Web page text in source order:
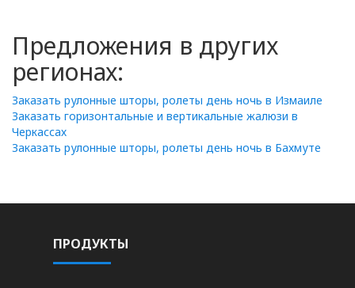
Предложения в других
регионах:
Заказать рулонные шторы, ролеты день ночь в Измаиле
Заказать горизонтальные и вертикальные жалюзи в
Черкассах
Заказать рулонные шторы, ролеты день ночь в Бахмуте
ПРОДУКТЫ